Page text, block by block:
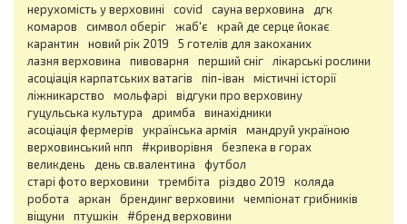
нерухомість у верховині
covid сауна верховина
дгк
комаров
символ оберіг жаб'є
край де серце йокає
карантин
новий рік 2019
5 готелів для закоханих
лазня верховина
пивоварня перший сніг
лікарські рослини
асоціація карпатських ватагів
піп-іван
містичні історії
ліжникарство
мольфарі
відгуки про верховину
гуцульська культура
дримба
винахідники
асоціація фермерів
українська армія
мандруй україною
верховинський нпп
#криворівня
безпека в горах
великдень
день св.валентина
футбол
старі фото верховини
трембіта різдво 2019
коляда
робота
аркан брендинг верховини
чемпіонат грибників
віщуни
птушкін #бренд верховини